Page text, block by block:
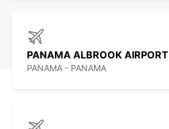
PANAMA ALBROOK AIRPORT
PANAMA - PANAMA